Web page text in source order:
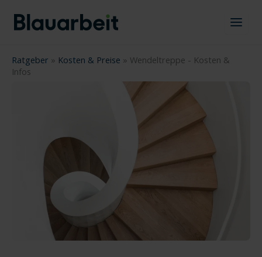
Inhalt
springen
Ratgeber » Kosten & Preise » Wendeltreppe - Kosten &
Infos